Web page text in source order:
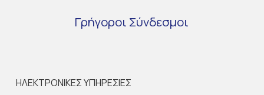
Γρήγοροι Σύνδεσμοι
ΗΛΕΚΤΡΟΝΙΚΕΣ ΥΠΗΡΕΣΙΕΣ